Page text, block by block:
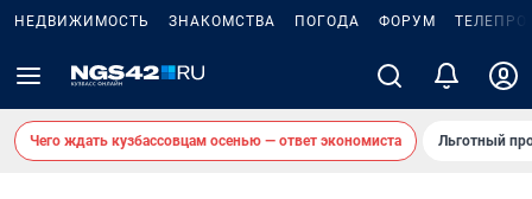
НЕДВИЖИМОСТЬ ЗНАКОМСТВА ПОГОДА ФОРУМ
Чего ждать кузбассовцам осенью — ответ экономиста Льготный